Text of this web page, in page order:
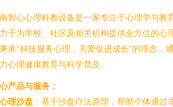
智心心理科教设备是一家专注于心理学与教
于为学校、社区及相关机构提供全方位的心
承“科技服务心理，关爱促进成长”的理念，
心理健康教育与科学普及。
产品与服务：
心理沙盘 ：基于沙盘疗法原理，帮助个体通